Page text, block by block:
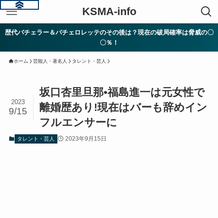
KSMA-info
歴代バチェラー＆バチェロレッテのその後は？現在の破局確率は脅威の〇
〇％！
ホーム 芸能人・著名人 タレント・芸人
坂口杏里旦那•福島進一は元女性で
離婚歴あり!現在はバーも辞めイン
フルエンサーに
2023
9/15
タレント・芸人 2023年9月15日